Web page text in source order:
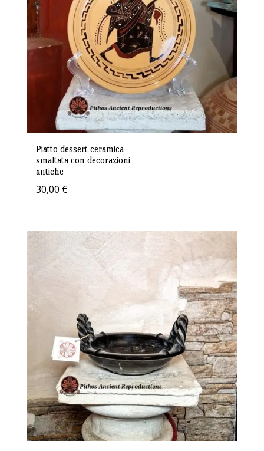
Piatto dessert ceramica
smaltata con decorazioni
antiche
30,00 €